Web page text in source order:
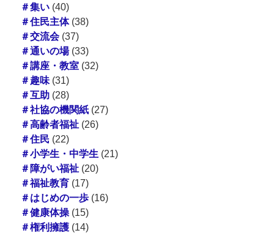
＃集い(40)
＃住民主体(38)
＃交流会(37)
＃通いの場(33)
＃講座・教室(32)
＃趣味(31)
＃互助(28)
＃社協の機関紙(27)
＃高齢者福祉(26)
＃住民(22)
＃小学生・中学生 (21)
＃障がい福祉(20)
＃福祉教育(17)
＃はじめの一歩(16)
＃健康体操(15)
＃権利擁護(14)